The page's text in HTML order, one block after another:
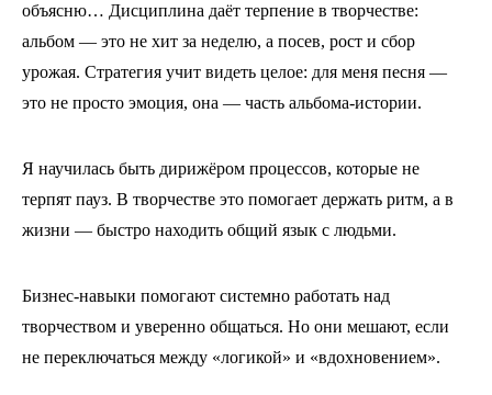
объясню… Дисциплина даёт терпение в творчестве:
альбом — это не хит за неделю, а посев, рост и сбор
урожая. Стратегия учит видеть целое: для меня песня —
это не просто эмоция, она — часть альбома-истории.
Я научилась быть дирижёром процессов, которые не
терпят пауз. В творчестве это помогает держать ритм, а в
жизни — быстро находить общий язык с людьми.
Бизнес-навыки помогают системно работать над
творчеством и уверенно общаться. Но они мешают, если
не переключаться между «логикой» и «вдохновением».